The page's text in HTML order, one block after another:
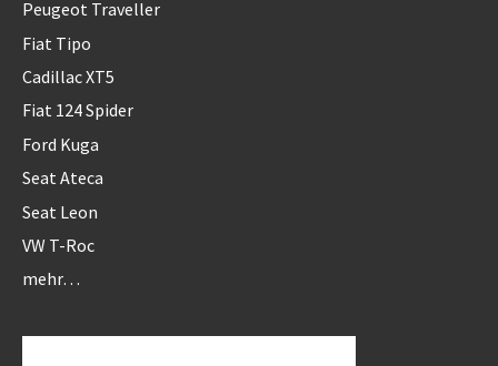
Peugeot Traveller
Fiat Tipo
Cadillac XT5
Fiat 124 Spider
Ford Kuga
Seat Ateca
Seat Leon
VW T-Roc
mehr…